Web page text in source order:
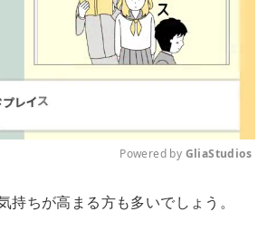
u
Powered by GliaStudios
持ちが高まる方も多いでしょう。